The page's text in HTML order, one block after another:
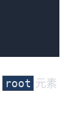
root 元素